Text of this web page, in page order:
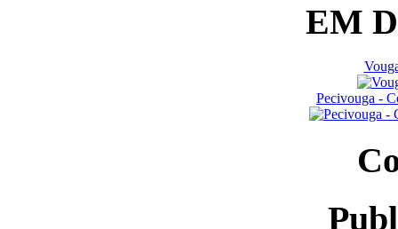
EM
Pecivouga -